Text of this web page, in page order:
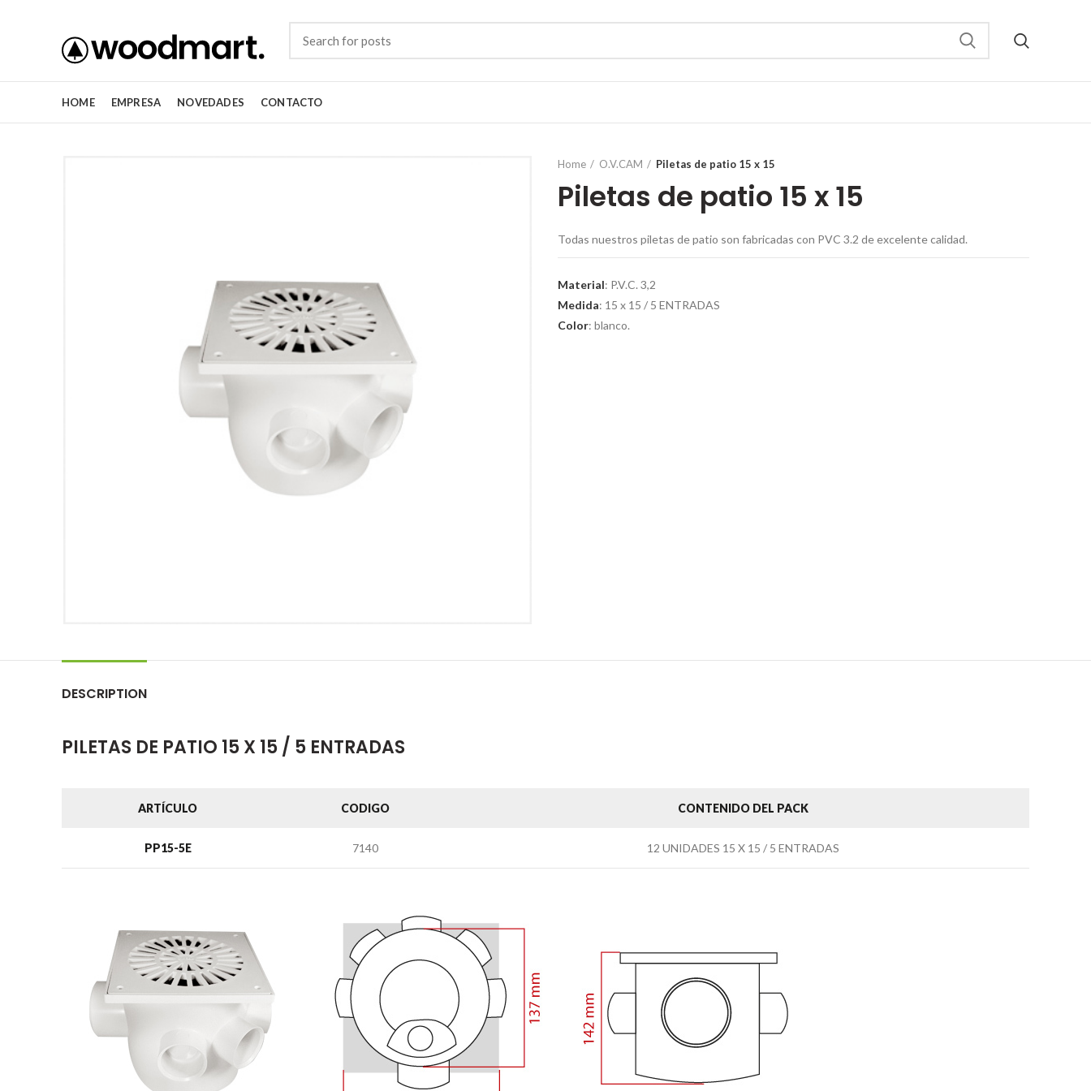
HOME EMPRESA NOVEDADES CONTACTO
Home O.V.CAM Piletas de patio 15 x 15
Piletas de patio 15 x 15
Todas nuestros piletas de patio son fabricadas con PVC 3.2 de excelente calidad.
Material: P.V.C. 3,2
Medida: 15 x 15 / 5 ENTRADAS
Color: blanco.
DESCRIPTION
PILETAS DE PATIO 15 X 15 / 5 ENTRADAS
ARTÍCULO CODIGO CONTENIDO DEL PACK
PP15-5E 7140 12 UNIDADES 15 X 15 / 5 ENTRADAS